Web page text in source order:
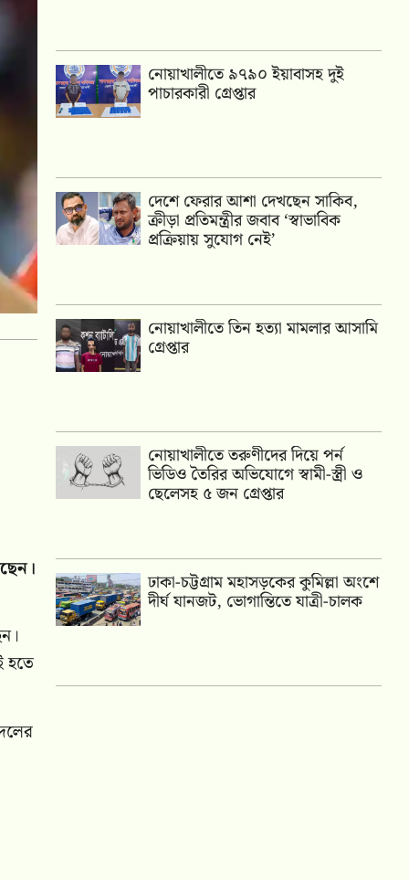
হতে
নোয়াখালীতে ৯৭৯০ ইয়াবাসহ দুই
পাচারকারী গ্রেপ্তার
দেশে ফেরার আশা দেখছেন সাকিব,
ক্রীড়া প্রতিমন্ত্রীর জবাব ‘স্বাভাবিক
প্রক্রিয়ায় সুযোগ নেই’
নোয়াখালীতে তিন হত্যা মামলার আসামি
গ্রেপ্তার
নোয়াখালীতে তরুণীদের দিয়ে পর্ন
ভিডিও তৈরির অভিযোগে স্বামী-স্ত্রী ও
ছেলেসহ ৫ জন গ্রেপ্তার
ঢাকা-চট্টগ্রাম মহাসড়কের কুমিল্লা অংশে
দীর্ঘ যানজট, ভোগান্তিতে যাত্রী-চালক